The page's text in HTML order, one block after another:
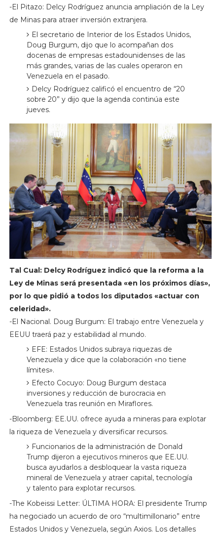
-El Pitazo: Delcy Rodríguez anuncia ampliación de la Ley
de Minas para atraer inversión extranjera.
El secretario de Interior de los Estados Unidos,
Doug Burgum, dijo que lo acompañan dos
docenas de empresas estadounidenses de las
más grandes, varias de las cuales operaron en
Venezuela en el pasado.
Delcy Rodríguez calificó el encuentro de “20
sobre 20” y dijo que la agenda continúa este
jueves.
Tal Cual: Delcy Rodríguez indicó que la reforma a la
Ley de Minas será presentada «en los próximos días»,
por lo que pidió a todos los diputados «actuar con
celeridad».
-El Nacional. Doug Burgum: El trabajo entre Venezuela y
EEUU traerá paz y estabilidad al mundo.
EFE: Estados Unidos subraya riquezas de
Venezuela y dice que la colaboración «no tiene
límites».
Efecto Cocuyo: Doug Burgum destaca
inversiones y reducción de burocracia en
Venezuela tras reunión en Miraflores.
-Bloomberg: EE.UU. ofrece ayuda a mineras para explotar
la riqueza de Venezuela y diversificar recursos.
Funcionarios de la administración de Donald
Trump dijeron a ejecutivos mineros que EE.UU.
busca ayudarlos a desbloquear la vasta riqueza
mineral de Venezuela y atraer capital, tecnología
y talento para explotar recursos.
-The Kobeissi Letter: ÚLTIMA HORA: El presidente Trump
ha negociado un acuerdo de oro “multimillonario” entre
Estados Unidos y Venezuela, según Axios. Los detalles